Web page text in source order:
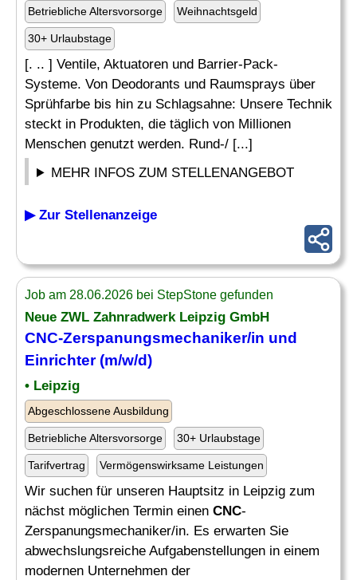
Betriebliche Altersvorsorge Weihnachtsgeld
30+ Urlaubstage
[. .. ] Ventile, Aktuatoren und Barrier-Pack-
Systeme. Von Deodorants und Raumsprays über
Sprühfarbe bis hin zu Schlagsahne: Unsere Technik
steckt in Produkten, die täglich von Millionen
Menschen genutzt werden. Rund-/ [...]
MEHR INFOS ZUM STELLENANGEBOT
▶ Zur Stellenanzeige
Job am 28.06.2026 bei StepStone gefunden
Neue ZWL Zahnradwerk Leipzig GmbH
CNC-Zerspanungsmechaniker/in und
Einrichter (m/w/d)
• Leipzig
Abgeschlossene Ausbildung
Betriebliche Altersvorsorge 30+ Urlaubstage
Tarifvertrag Vermögenswirksame Leistungen
Wir suchen für unseren Hauptsitz in Leipzig zum
nächst möglichen Termin einen CNC-
Zerspanungsmechaniker/in. Es erwarten Sie
abwechslungsreiche Aufgabenstellungen in einem
modernen Unternehmen der